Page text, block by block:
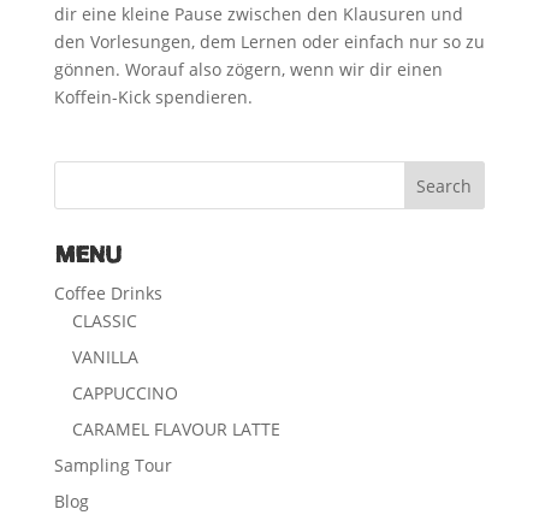
dir eine kleine Pause zwischen den Klausuren und
den Vorlesungen, dem Lernen oder einfach nur so zu
gönnen. Worauf also zögern, wenn wir dir einen
Koffein-Kick spendieren.
MENU
Coffee Drinks
CLASSIC
VANILLA
CAPPUCCINO
CARAMEL FLAVOUR LATTE
Sampling Tour
Blog